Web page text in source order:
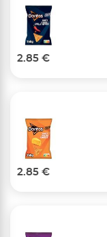
2.85 €
2.85 €